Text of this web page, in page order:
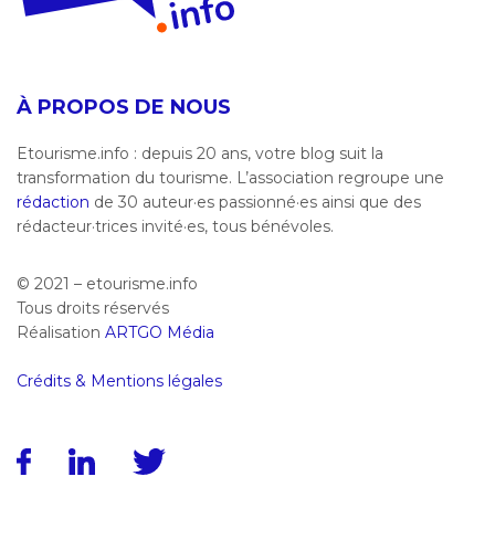
À PROPOS DE NOUS
Etourisme.info : depuis 20 ans, votre blog suit la
transformation du tourisme. L’association regroupe une
rédaction de 30 auteur·es passionné·es ainsi que des
rédacteur·trices invité·es, tous bénévoles.
© 2021 – etourisme.info
Tous droits réservés
Réalisation ARTGO Média
Crédits & Mentions légales